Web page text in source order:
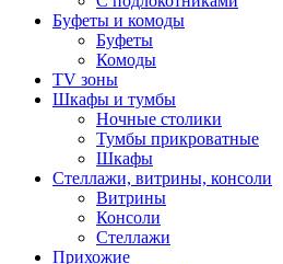
Буфеты и комоды
Буфеты
Комоды
TV зоны
Шкафы и тумбы
Ночные столики
Тумбы прикроватные
Шкафы
Стеллажи, витрины, консоли
Витрины
Консоли
Стеллажи
Прихожие